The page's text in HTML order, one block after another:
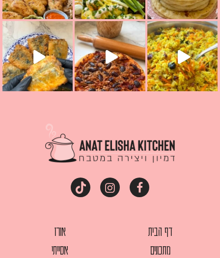
ככה? ההסבר בסרטו
מז׳ווז׳ין או בתרגום לעברית, מחותניםמתכון ראש
דף הבית
מתכונים
אורז
אסייתי